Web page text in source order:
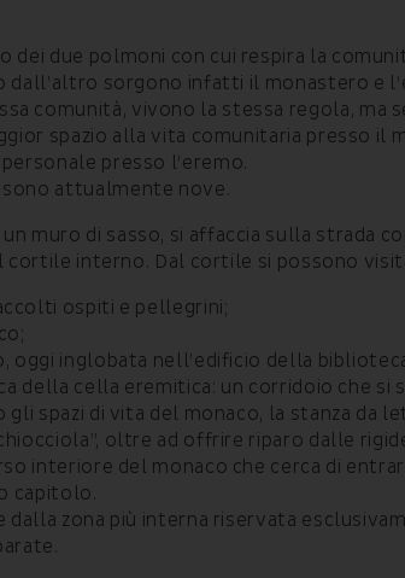
dei due polmoni con cui respira la
dall’altro sorgono infatti il monastero e
comunità, vivono la stessa regola, ma
spazio alla vita comunitaria presso il
presso l’eremo.
sono attualmente nove.
muro di sasso, si affaccia sulla strada
cortile interno. Dal cortile si possono
ospiti e pellegrini;
oggi inglobata nell’edificio della
della cella eremitica: un corridoio che si
spazi di vita del monaco, la stanza da
oltre ad offrire riparo dalle
interiore del monaco che cerca di
capitolo.
zona più interna riservata